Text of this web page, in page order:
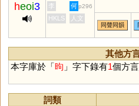
heoi3 李 何 p296
HKLS 人文
同聲同韻
其他方
本字庫於「昫 」字下錄有1個方
詞類